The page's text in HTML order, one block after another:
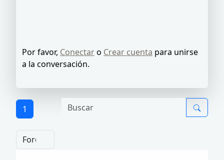
Por favor, Conectaro Crear cuenta para unirse
a la conversación.
1